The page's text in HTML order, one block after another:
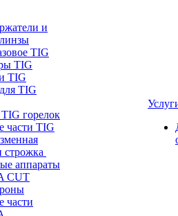
и
TIG
TIG
TIG
TIG
горелок
части TIG
строжка
аппараты
CUT
части